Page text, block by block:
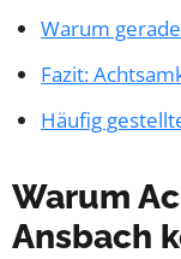
Warum
Fazit:
Häufig
Warum
Ansbach